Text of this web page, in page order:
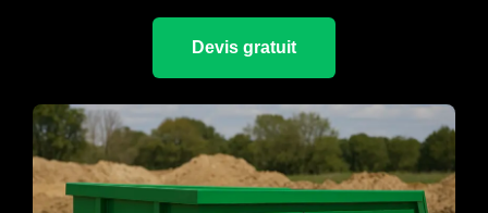
Devis gratuit